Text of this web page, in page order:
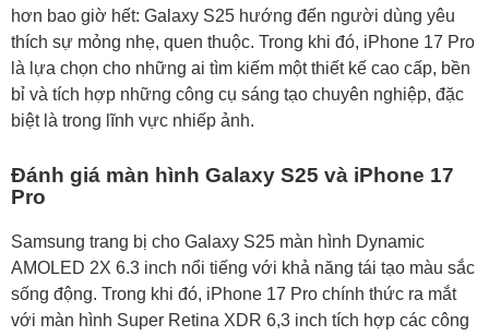
hơn bao giờ hết: Galaxy S25 hướng đến người dùng yêu
thích sự mỏng nhẹ, quen thuộc. Trong khi đó, iPhone 17 Pro
là lựa chọn cho những ai tìm kiếm một thiết kế cao cấp, bền
bỉ và tích hợp những công cụ sáng tạo chuyên nghiệp, đặc
biệt là trong lĩnh vực nhiếp ảnh.
Đánh giá màn hình Galaxy S25 và iPhone 17
Pro
Samsung trang bị cho Galaxy S25 màn hình Dynamic
AMOLED 2X 6.3 inch nổi tiếng với khả năng tái tạo màu sắc
sống động. Trong khi đó, iPhone 17 Pro chính thức ra mắt
với màn hình Super Retina XDR 6,3 inch tích hợp các công